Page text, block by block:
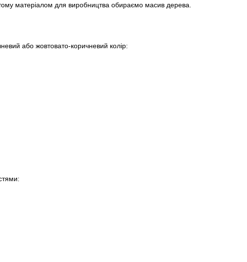
матеріалом для виробництва обираємо масив дерева.
або жовтовато-коричневий колір: